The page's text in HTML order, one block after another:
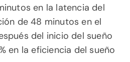
en la latencia del
de 48 minutos en el
del inicio del sueño
en la eficiencia del sueño